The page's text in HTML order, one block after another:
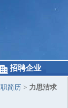
招聘企业
简历 > 力思洁求